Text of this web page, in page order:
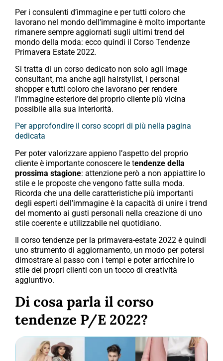
Per i consulenti d’immagine e per tutti coloro che
lavorano nel mondo dell’immagine è molto importante
rimanere sempre aggiornati sugli ultimi trend del
mondo della moda: ecco quindi il Corso Tendenze
Primavera Estate 2022.
Si tratta di un corso dedicato non solo agli image
consultant, ma anche agli hairstylist, i personal
shopper e tutti coloro che lavorano per rendere
l’immagine esteriore del proprio cliente più vicina
possibile alla sua interiorità.
Per approfondire il corso scopri di più nella pagina
dedicata
Per poter valorizzare appieno l’aspetto del proprio
cliente è importante conoscere le tendenze della
prossima stagione: attenzione però a non appiattire lo
stile e le proposte che vengono fatte sulla moda.
Ricorda che una delle caratteristiche più importanti
degli esperti dell’immagine è la capacità di unire i trend
del momento ai gusti personali nella creazione di uno
stile coerente e utilizzabile nel quotidiano.
Il corso tendenze per la primavera-estate 2022 è quindi
uno strumento di aggiornamento, un modo per potersi
dimostrare al passo con i tempi e poter arricchire lo
stile dei propri clienti con un tocco di creatività
aggiuntivo.
Di cosa parla il corso
tendenze P/E 2022?